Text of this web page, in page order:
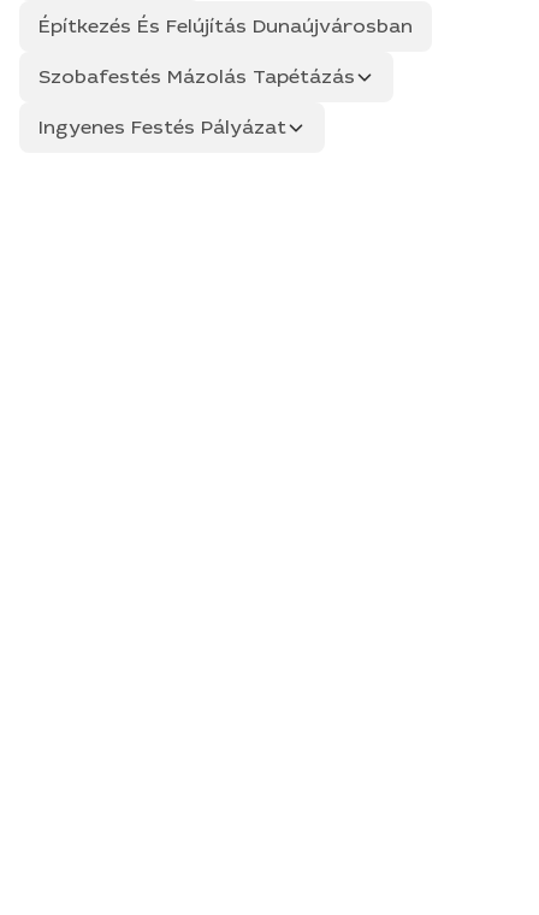
Építkezés És Felújítás Dunaújvárosban
Szobafestés Mázolás Tapétázás
Ingyenes Festés Pályázat